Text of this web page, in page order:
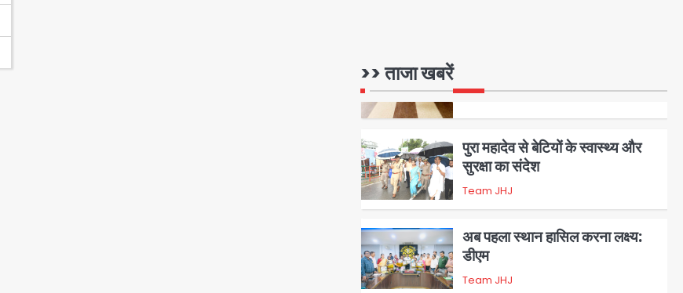
>> ताजा खबरें
5
1
पुरा महादेव से बेटियों के स्वास्थ्य और
सुरक्षा का संदेश
Team JHJ
2
अब पहला स्थान हासिल करना लक्ष्य:
डीएम
Team JHJ